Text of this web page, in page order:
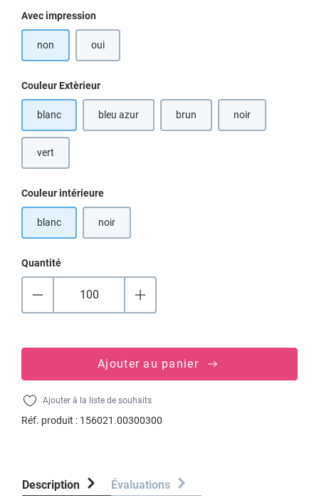
Sélectionnez
Avec impression
non oui
Sélectionnez
Couleur Extèrieur
blanc bleu azur brun(Cette option n'est pas disponible
noir(Cette option n'est
vert
Sélectionnez
Couleur intérieure
blanc noir(Cette option n'est pas disponible pour le moment.)
Quantité
Ajouter au panier
Ajouter à la liste de souhaits
Réf. produit : 156021.00300300
Description Évaluations